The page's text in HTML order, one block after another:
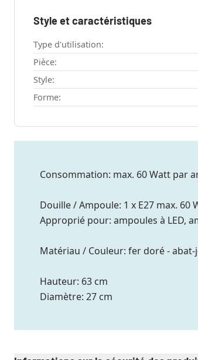
Style et caractéristiques
Type d'utilisation:
Pièce:
Style:
Forme:
Consommation: max. 60 Watt par
Douille / Ampoule: 1 x E27 max.
Approprié pour: ampoules à LED,
Matériau / Couleur: fer doré -
Hauteur: 63 cm
Diamètre: 27 cm